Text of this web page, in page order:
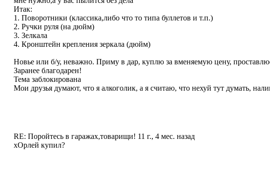
Итак:
1. Поворотники (классика,либо что то типа буллетов и т.п.)
2. Ручки руля (на дюйм)
3. Зелкала
4. Кронштейн крепления зеркала (дюйм)
Новье или б/у, неважно. Приму в дар, куплю за вменяемую цену,
Заранее благодарен!
Тема заблокирована
Мои друзья думают, что я алкоголик, а я считаю, что нехуй тут думать,
RE: Поройтесь в гаражах,товарищи! 11 г., 4 мес. назад
хОрлей купил?